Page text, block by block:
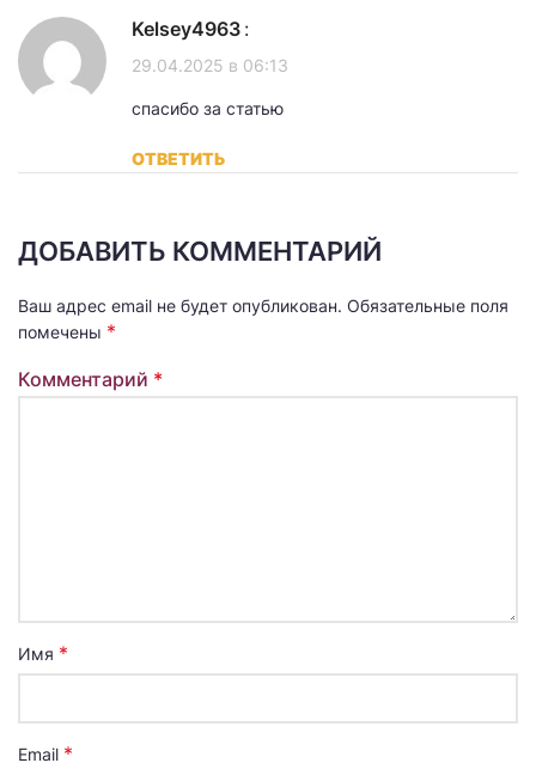
Kelsey4963 :
29.04.2025 в 06:13
спасибо за статью
ОТВЕТИТЬ
ДОБАВИТЬ КОММЕНТАРИЙ
Ваш адрес email не будет опубликован. Обязательные поля
помечены *
Комментарий *
Имя *
Email *